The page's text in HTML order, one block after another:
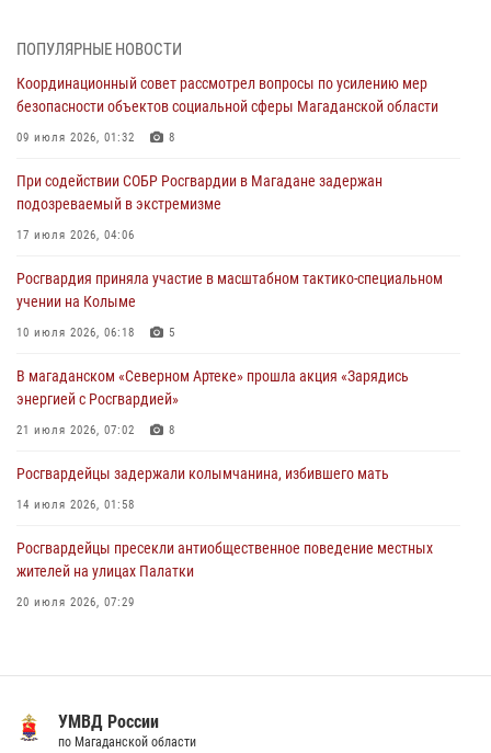
При содействии СОБР Росгвардии в Магадане задержан
17 июля 2026, 04:06
«Каникулы с Росгвардией» продолжаются на Колыме
Начальник Главного штаба – первый заместитель директора
Росгвардии Герой России генерал-полковник Сергей Бойко
15 июля 2026, 06:21
Кинологический тандем из Магадана завоевал бронзу на
15 июля 2026, 04:34
ПОПУЛЯРНЫЕ НОВОСТИ
Координационный совет рассмотрел вопросы по усилению мер
безопасности объектов социальной сферы Магаданской области
09 июля 2026, 01:32 8
При содействии СОБР Росгвардии в Магадане задержан
подозреваемый в экстремизме
17 июля 2026, 04:06
Росгвардия приняла участие в масштабном тактико-специальном
учении на Колыме
10 июля 2026, 06:18 5
В магаданском «Северном Артеке» прошла акция «Зарядись
энергией с Росгвардией»
21 июля 2026, 07:02 8
Росгвардейцы задержали колымчанина, избившего мать
14 июля 2026, 01:58
Росгвардейцы пресекли антиобщественное поведение местных
жителей на улицах Палатки
20 июля 2026, 07:29
Кинологический тандем из Магадана завоевал бронзу на
УМВД России
по Магаданской области